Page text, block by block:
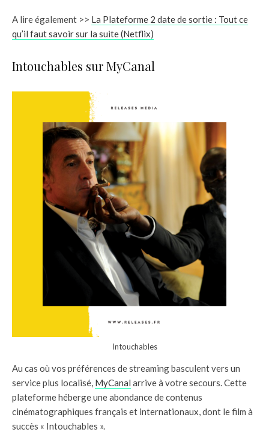
A lire également >> La Plateforme 2 date de sortie : Tout ce
qu’il faut savoir sur la suite (Netflix)
Intouchables sur MyCanal
Intouchables
Au cas où vos préférences de streaming basculent vers un
service plus localisé, MyCanal arrive à votre secours. Cette
plateforme héberge une abondance de contenus
cinématographiques français et internationaux, dont le film à
succès « Intouchables ».